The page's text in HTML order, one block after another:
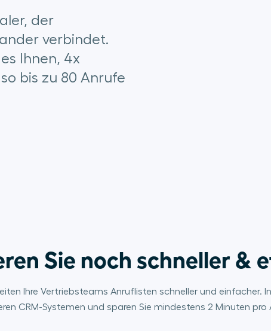
der
verbindet.
Ihnen, 4x
bis zu 80 Anrufe
Sie noch schneller &
Ihre Vertriebsteams Anruflisten schneller und einfacher.
CRM-Systemen und sparen Sie mindestens 2 Minuten pro